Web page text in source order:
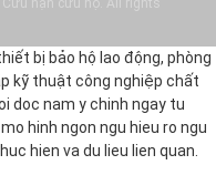
nạn cứu hộ. All rights
bị bảo hộ lao động, phòng
kỹ thuật công nghiệp chất
doc nam y chinh ngay tu
hinh ngon ngu hieu ro ngu
hien va du lieu lien quan.